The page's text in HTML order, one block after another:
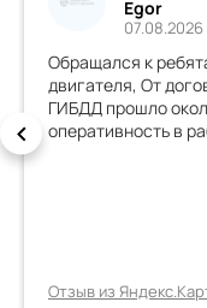
Egor
07.08.2026
Обращался к
двигателя, От
ГИБДД прошло
оперативность в
Отзыв из